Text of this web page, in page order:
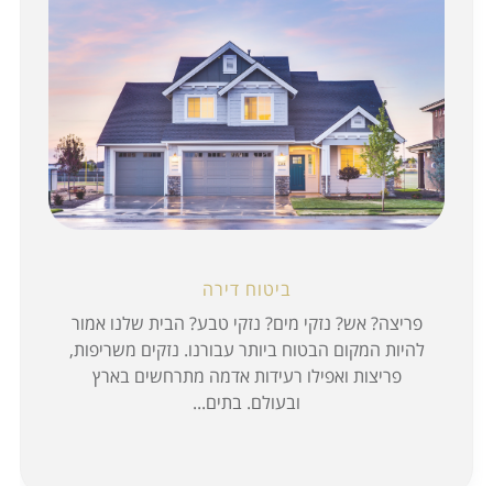
ביטוח דירה
פריצה? אש? נזקי מים? נזקי טבע? הבית שלנו אמור
להיות המקום הבטוח ביותר עבורנו. נזקים משריפות,
פריצות ואפילו רעידות אדמה מתרחשים בארץ
ובעולם. בתים...